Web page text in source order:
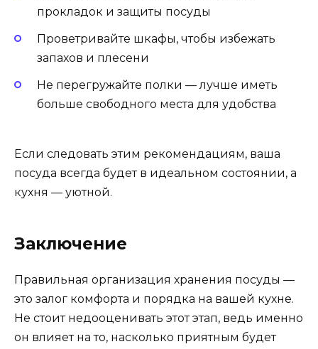
прокладок и защиты посуды
Проветривайте шкафы, чтобы избежать
запахов и плесени
Не перегружайте полки — лучше иметь
больше свободного места для удобства
Если следовать этим рекомендациям, ваша
посуда всегда будет в идеальном состоянии, а
кухня — уютной.
Заключение
Правильная организация хранения посуды —
это залог комфорта и порядка на вашей кухне.
Не стоит недооценивать этот этап, ведь именно
он влияет на то, насколько приятным будет